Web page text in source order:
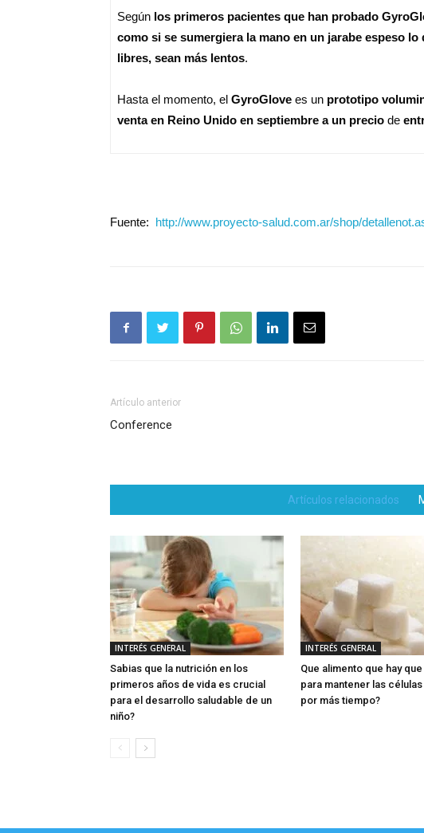
Según los primeros pacientes que han probado
como si se sumergiera la mano en un jarabe espeso
libres, sean más lentos.
Hasta el momento, el GyroGlove es un prototipo
venta en Reino Unido en septiembre a un precio de
Fuente: http://www.proyecto-salud.com.ar/shop/
Artículo anterior
Conference
Artículos relacionados
INTERÉS GENERAL
Sabias que la nutrición en los
primeros años de vida es crucial
para el desarrollo saludable de un
niño?
INTERÉS GENERAL
Que alimento que hay
para mantener las
por más tiempo?